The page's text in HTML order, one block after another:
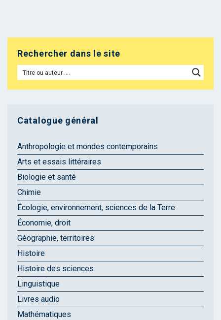
Rechercher dans le site
Catalogue général
Anthropologie et mondes contemporains
Arts et essais littéraires
Biologie et santé
Chimie
Écologie, environnement, sciences de la Terre
Économie, droit
Géographie, territoires
Histoire
Histoire des sciences
Linguistique
Livres audio
Mathématiques